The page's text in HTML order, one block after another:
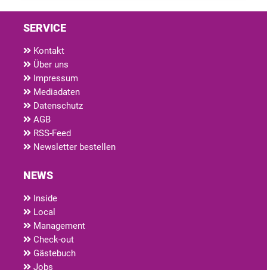
SERVICE
Kontakt
Über uns
Impressum
Mediadaten
Datenschutz
AGB
RSS-Feed
Newsletter bestellen
NEWS
Inside
Local
Management
Check-out
Gästebuch
Jobs